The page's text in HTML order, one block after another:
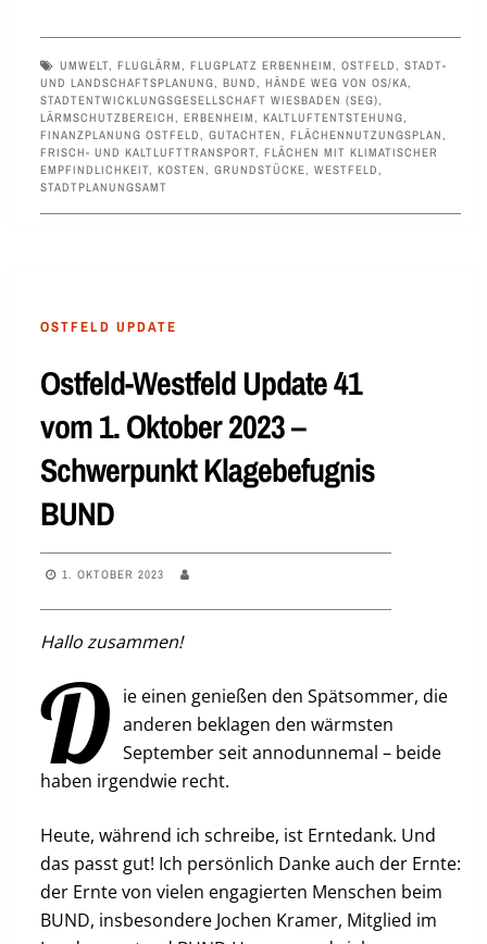
UMWELT, FLUGLÄRM FLUGPLATZ ERBENHEIM OSTFELD
STADT-
UND LANDSCHAFTSPLANUNG
BUND HÄNDE WEG VON OS/KA
STADTENTWICKLUNGSGESELLSCHAFT WIESBADEN (SEG)
LÄRMSCHUTZBEREICH
ERBENHEIM KALTLUFTENTSTEHUNG
FINANZPLANUNG OSTFELD
GUTACHTEN FLÄCHENNUTZUNGSPLAN
FRISCH- UND KALTLUFTTRANSPORT, FLÄCHEN MIT KLIMATISCHER
EMPFINDLICHKEIT, KOSTEN GRUNDSTÜCKE WESTFELD
STADTPLANUNGSAMT
OSTFELD UPDATE
Ostfeld-Westfeld Update 41
vom 1. Oktober 2023 –
Schwerpunkt Klagebefugnis
BUND
1. OKTOBER 2023
Hallo zusammen!
D ie einen genießen den Spätsommer, die
anderen beklagen den wärmsten
September seit annodunnemal – beide
haben irgendwie recht.
Heute, während ich schreibe, ist Erntedank. Und
das passt gut! Ich persönlich Danke auch der Ernte:
der Ernte von vielen engagierten Menschen beim
BUND, insbesondere Jochen Kramer, Mitglied im